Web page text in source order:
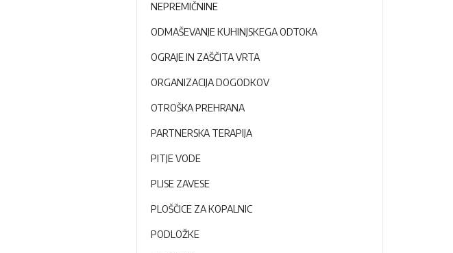
NEPREMIČNINE
ODMAŠEVANJE KUHINJSKEGA ODTOKA
OGRAJE IN ZAŠČITA VRTA
ORGANIZACIJA DOGODKOV
OTROŠKA PREHRANA
PARTNERSKA TERAPIJA
PITJE VODE
PLISE ZAVESE
PLOŠČICE ZA KOPALNIC
PODLOŽKE